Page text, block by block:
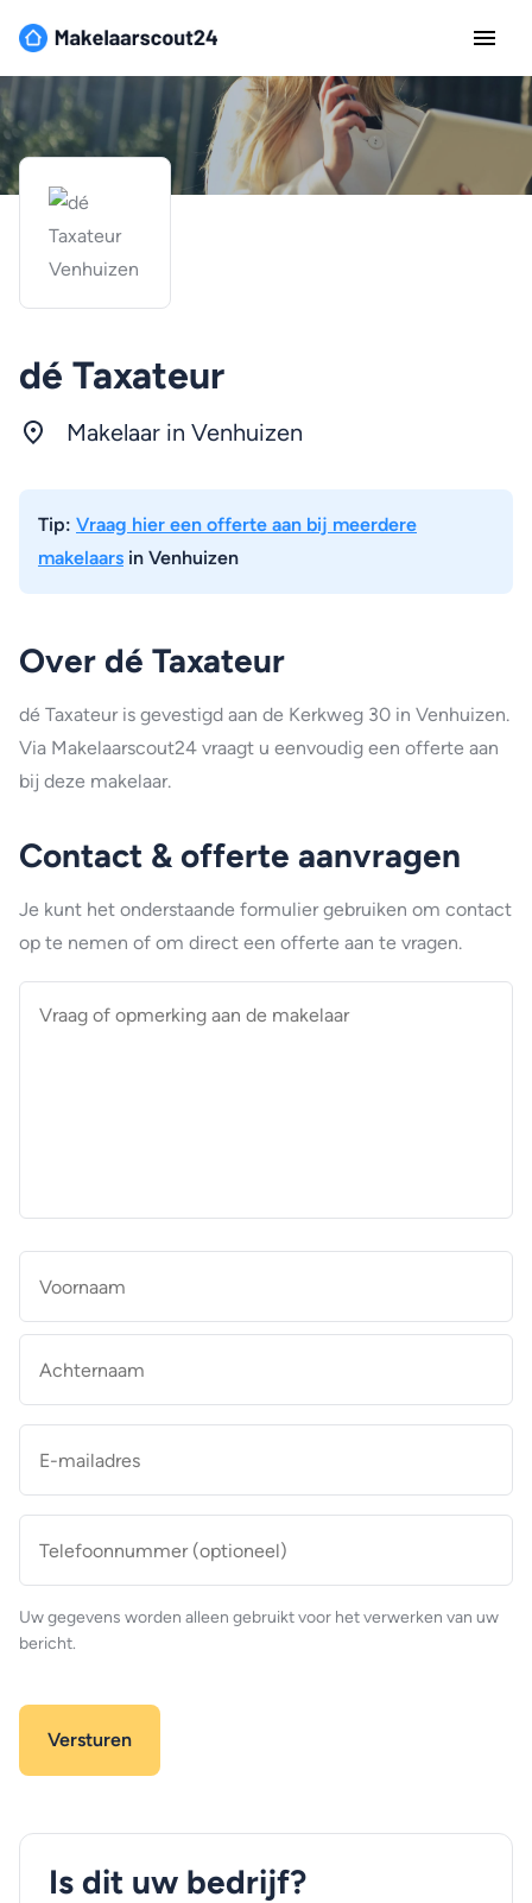
dé Taxateur
Makelaar in Venhuizen
Tip: Vraag hier een offerte aan bij meerdere
makelaars in Venhuizen
Over dé Taxateur
dé Taxateur is gevestigd aan de Kerkweg 30 in Venhuizen.
Via Makelaarscout24 vraagt u eenvoudig een offerte aan
bij deze makelaar.
Contact & offerte aanvragen
Je kunt het onderstaande formulier gebruiken om contact
op te nemen of om direct een offerte aan te vragen.
mailadres *
(optioneel)
Uw gegevens worden alleen gebruikt voor het verwerken van uw
bericht.
Is dit uw bedrijf?